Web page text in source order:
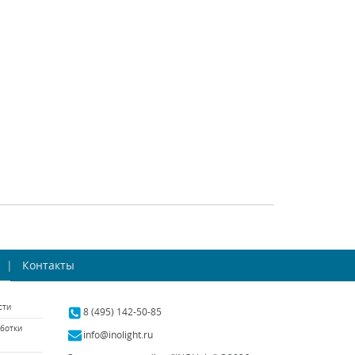
люстра
Monile 704172
10 шт.
92604 р.
Подвесная люстра
В наличии 3 шт.
Контакты
8 (495) 142-50-85
info@inolight.ru